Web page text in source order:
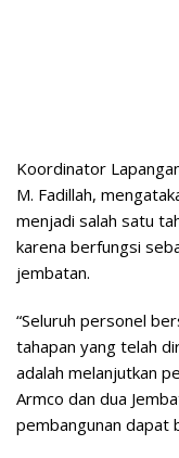
Koordinator
M. Fadillah,
menjadi salah satu
karena berfungsi
jembatan.
“Seluruh personel
tahapan yang telah
adalah melanjutkan
Armco dan dua
pembangunan dapat